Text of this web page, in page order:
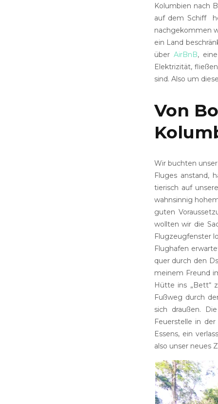
Kolumbien nach
auf dem Schiff
nachgekommen
ein Land
über AirBnB,
Elektrizität,
sind. Also um
Von
Wir buchten
Fluges anstand,
tierisch auf
wahnsinnig
guten
wollten wir die
Flugzeugfenster
Flughafen
quer durch den
meinem Freund
Hütte ins „Bett“
Fußweg durch
sich draußen.
Feuerstelle in
Essens, ein
also unser neues